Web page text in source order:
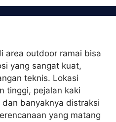
area outdoor ramai bisa
yang sangat kuat,
teknis. Lokasi
tinggi, pejalan kaki
banyaknya distraksi
yang matang